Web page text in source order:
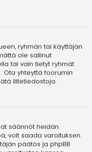
ryhmän tai käyttäjän
ole sallinut
tai vain tietyt ryhmät
Ota yhteyttä foorumin
liitetiedostoja.
säännöt heidän
voit saada varoituksen.
päätös ja phpBB